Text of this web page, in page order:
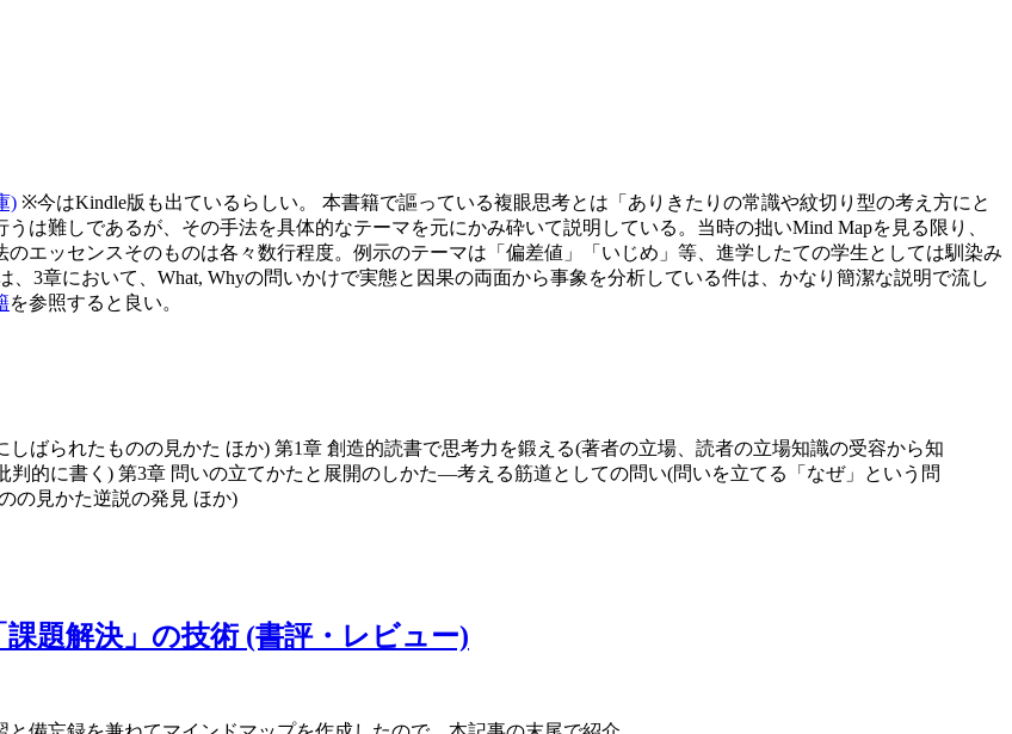
) ※今はKindle版も出ているらしい。 本書籍で謳っている複眼思考とは「ありきたりの常識や紋切り型の考え方にと
は難しであるが、その手法を具体的なテーマを元にかみ砕いて説明している。当時の拙いMind Mapを見る限り、
エッセンスそのものは各々数行程度。例示のテーマは「偏差値」「いじめ」等、進学したての学生としては馴染み
3章において、What, Whyの問いかけで実態と因果の両面から事象を分析している件は、かなり簡潔な説明で流し
を参照すると良い。
ばられたものの見かた ほか) 第1章 創造的読書で思考力を鍛える(著者の立場、読者の立場知識の受容から知
的に書く) 第3章 問いの立てかたと展開のしかた―考える筋道としての問い(問いを立てる「なぜ」という問
の見かた逆説の発見 ほか)
題解決」の技術 (書評・レビュー)